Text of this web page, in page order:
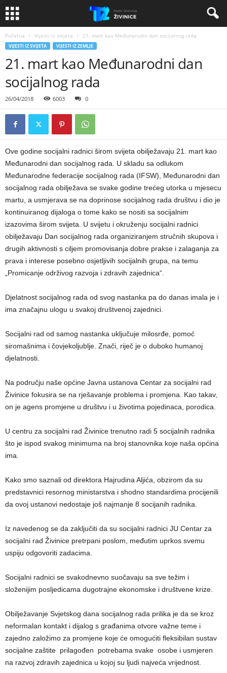
Početna Vijesti iz svijeta 21. mart kao Međunarodni dan socijalnog rada
VIJESTI IZ SVIJETA VIJESTI IZ ZEMLJE
21. mart kao Međunarodni dan
socijalnog rada
26/04/2018 6003 0
Ove godine socijalni radnici širom svijeta obilježavaju 21. mart kao
Međunarodni dan socijalnog rada. U skladu sa odlukom
Međunarodne federacije socijalnog rada (IFSW), Međunarodni dan
socijalnog rada obilježava se svake godine trećeg utorka u mjesecu
martu, a usmjerava se na doprinose socijalnog rada društvu i dio je
kontinuiranog dijaloga o tome kako se nositi sa socijalnim
izazovima širom svijeta. U svijetu i okruženju socijalni radnici
obilježavaju Dan socijalnog rada organiziranjem stručnih skupova i
drugih aktivnosti s ciljem promovisanja dobre prakse i zalaganja za
prava i interese posebno osjetljivih socijalnih grupa, na temu
„Promicanje održivog razvoja i zdravih zajednica“.
Djelatnost socijalnog rada od svog nastanka pa do danas imala je i
ima značajnu ulogu u svakoj društvenoj zajednici.
Socijalni rad od samog nastanka uključuje milosrđe, pomoć
siromašnima i čovjekoljublje. Znači, riječ je o duboko humanoj
djelatnosti.
Na području naše općine Javna ustanova Centar za socijalni rad
Živinice fokusira se na rješavanje problema i promjena. Kao takav,
on je agens promjene u društvu i u životima pojedinaca, porodica.
U centru za socijalni rad Živinice trenutno radi 5 socijalnih radnika
što je ispod svakog minimuma na broj stanovnika koje naša općina
ima.
Kako smo saznali od direktora Hajrudina Aljića, obzirom da su
predstavnici resornog ministarstva i shodno standardima procijenili
da ovoj ustanovi nedostaje još najmanje 8 socijanih radnika.
Iz navedenog se da zaključiti da su socijalni radnici JU Centar za
socijalni rad Živinice pretrpani poslom, međutim uprkos svemu
uspiju odgovoriti zadacima.
Socijalni radnici se svakodnevno suočavaju sa sve težim i
složenijim posljedicama dugotrajne ekonomske i društvene krize.
Obilježavanje Svjetskog dana socijalnog rada prilika je da se kroz
neformalan kontakt i dijalog s građanima otvore važne teme i
zajedno založimo za promjene koje će omogućiti fleksibilan sustav
socijalne zaštite prilagođen potrebama svake osobe i usmjeren
na razvoj zdravih zajednica u kojoj su ljudi najveća vrijednost.